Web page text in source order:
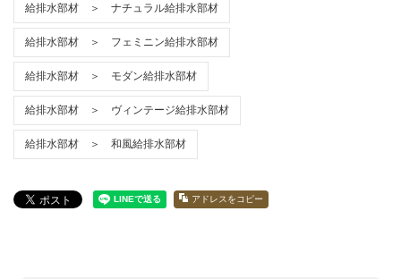
給排水部材 ＞ ナチュラル給排水部材
給排水部材 ＞ フェミニン給排水部材
給排水部材 ＞ モダン給排水部材
給排水部材 ＞ ヴィンテージ給排水部材
給排水部材 ＞ 和風給排水部材
アドレスをコピー